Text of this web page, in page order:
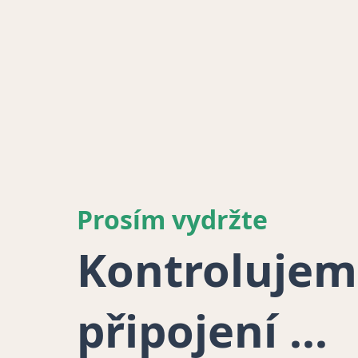
Prosím vydržte
připojení